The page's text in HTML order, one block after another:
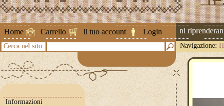
Home Carrello Il tuo account Login
Attenzione ! Le spedizioni
Cerca nel sito Navigazione:
Informazioni